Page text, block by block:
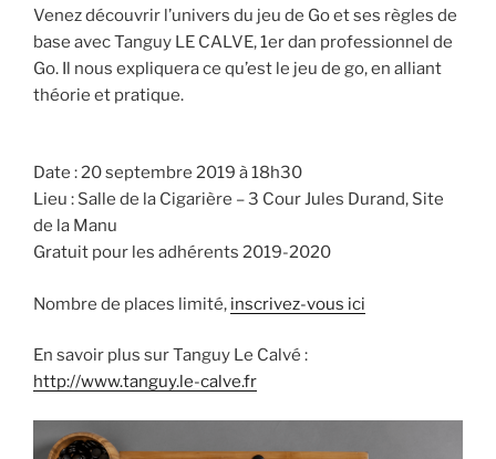
Venez découvrir l’univers du jeu de Go et ses règles de
base avec Tanguy LE CALVE, 1er dan professionnel de
Go. Il nous expliquera ce qu’est le jeu de go, en alliant
théorie et pratique.
Date : 20 septembre 2019 à 18h30
Lieu : Salle de la Cigarière – 3 Cour Jules Durand, Site
de la Manu
Gratuit pour les adhérents 2019-2020
Nombre de places limité, inscrivez-vous ici
En savoir plus sur Tanguy Le Calvé :
http://www.tanguy.le-calve.fr